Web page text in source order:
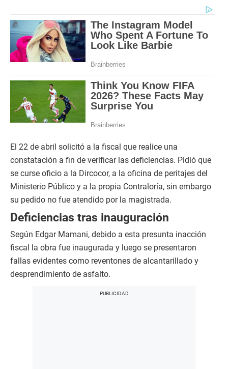
El 22 de abril solicitó a la fiscal que realice una
constatación a fin de verificar las deficiencias. Pidió que
se curse oficio a la Dircocor, a la oficina de peritajes del
Ministerio Público y a la propia Contraloría, sin embargo
su pedido no fue atendido por la magistrada.
Deficiencias tras inauguración
Según Edgar Mamani, debido a esta presunta inacción
fiscal la obra fue inaugurada y luego se presentaron
fallas evidentes como reventones de alcantarillado y
desprendimiento de asfalto.